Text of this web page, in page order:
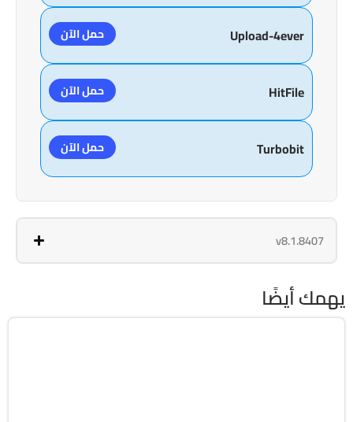
Upload-4ever حمل الآن
HitFile حمل الآن
Turbobit حمل الآن
v8.1.8407
يهمك أيضًا